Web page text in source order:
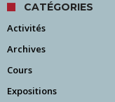
CATÉGORIES
Activités
Archives
Cours
Expositions